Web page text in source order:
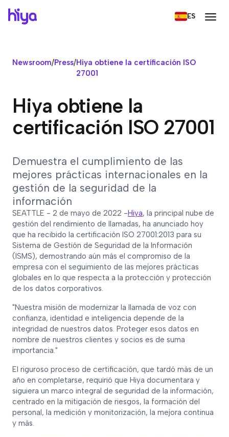
ES
Newsroom/Press/Hiya obtiene la certificación ISO
27001
Hiya obtiene la
certificación ISO 27001
Demuestra el cumplimiento de las
mejores prácticas internacionales en la
gestión de la seguridad de la
información
SEATTLE - 2 de mayo de 2022 -Hiya, la principal nube de
gestión del rendimiento de llamadas, ha anunciado hoy
que ha recibido la certificación ISO 27001:2013 para su
Sistema de Gestión de Seguridad de la Información
(ISMS), demostrando aún más el compromiso de la
empresa con el seguimiento de las mejores prácticas
globales en lo que respecta a la protección y protección
de los datos corporativos.
"Nuestra misión de modernizar la llamada de voz con
confianza, identidad e inteligencia depende de la
integridad de nuestros datos. Proteger esos datos en
nombre de nuestros clientes y socios es de suma
importancia."
El riguroso proceso de certificación, que tardó más de un
año en completarse, requirió que Hiya documentara y
siguiera un marco integral de seguridad de la información,
centrado en la mitigación de riesgos, la formación del
personal, la medición y monitorización, la mejora continua
y más.